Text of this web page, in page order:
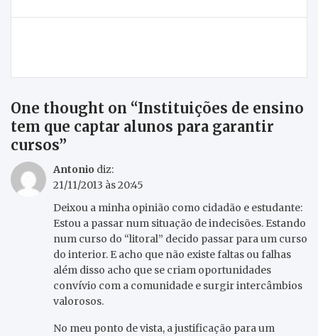
artigos
One thought on “Instituições de ensino
tem que captar alunos para garantir
cursos”
Antonio diz:
21/11/2013 às 20:45
Deixou a minha opinião como cidadão e estudante:
Estou a passar num situação de indecisões. Estando
num curso do “litoral” decido passar para um curso
do interior. E acho que não existe faltas ou falhas
além disso acho que se criam oportunidades
convívio com a comunidade e surgir intercâmbios
valorosos.
No meu ponto de vista, a justificação para um